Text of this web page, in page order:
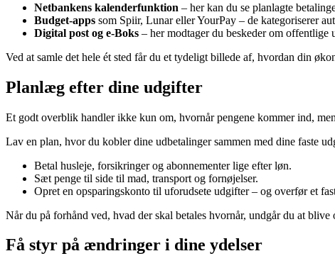
Netbankens kalenderfunktion – her kan du se planlagte
Budget-apps som Spiir, Lunar eller YourPay – de kategoriserer
Digital post og e-Boks – her modtager du beskeder om
Ved at samle det hele ét sted får du et tydeligt billede af, hvordan din
Planlæg efter dine udgifter
Et godt overblik handler ikke kun om, hvornår pengene kommer ind,
Lav en plan, hvor du kobler dine udbetalinger sammen med dine faste
Betal husleje, forsikringer og abonnementer lige efter løn.
Sæt penge til side til mad, transport og fornøjelser.
Opret en opsparingskonto til uforudsete udgifter – og overfør et
Når du på forhånd ved, hvad der skal betales hvornår, undgår du at
Få styr på ændringer i dine ydelser